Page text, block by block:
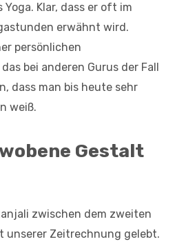
Klar, dass er oft im
erwähnt wird.
persönlichen
bei anderen Gurus der Fall
dass man bis heute sehr
weiß.
Gestalt
zwischen dem zweiten
unserer Zeitrechnung gelebt.